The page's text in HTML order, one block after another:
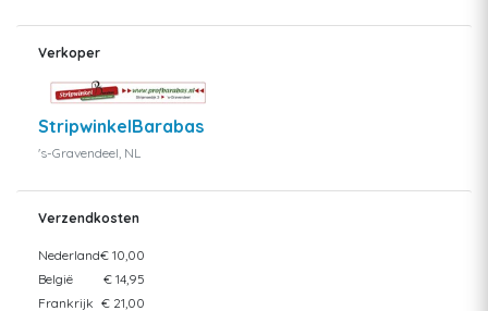
Verkoper
StripwinkelBarabas
's-Gravendeel, NL
Verzendkosten
Nederland€ 10,00
België
€ 14,95
Frankrijk € 21,00